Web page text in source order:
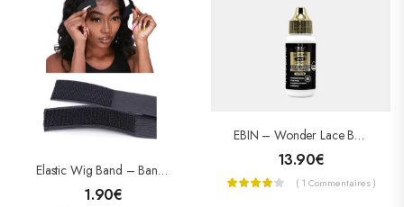
Elastic Wig Band – Bande Élastique Réglable
1.90€
EBIN – Wonder Lace Bond Adhesive – Colle Pour Lace Wig Extreme Firm Hold – SUPREME
13.90€
( 1 Commentaires )